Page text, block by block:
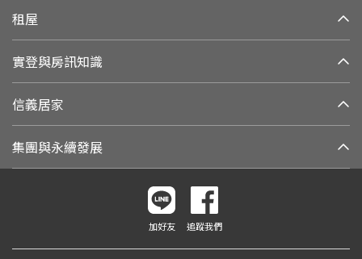
租屋
實登與房訊知識
信義居家
集團與永續發展
加好友 追蹤我們